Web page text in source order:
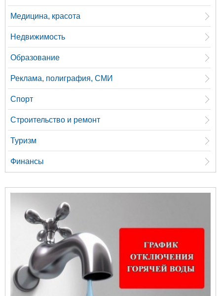
Медицина, красота
Недвижимость
Образование
Реклама, полиграфия, СМИ
Спорт
Строительство и ремонт
Туризм
Финансы